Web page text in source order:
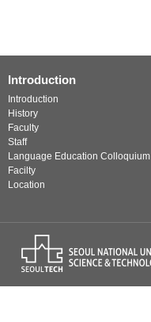
Introduction
Introduction
History
Faculty
Staff
Language Education Colloquium
Facilty
Location